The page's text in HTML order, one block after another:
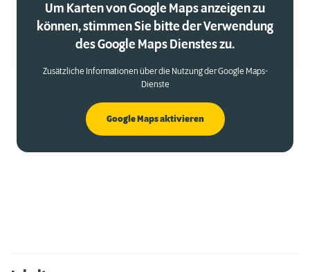
Um Karten von Google Maps anzeigen zu
können, stimmen Sie bitte der Verwendung
des Google Maps Dienstes zu.
Zusätzliche Informationen über die Nutzung der Google Maps-
Dienste
Google Maps aktivieren